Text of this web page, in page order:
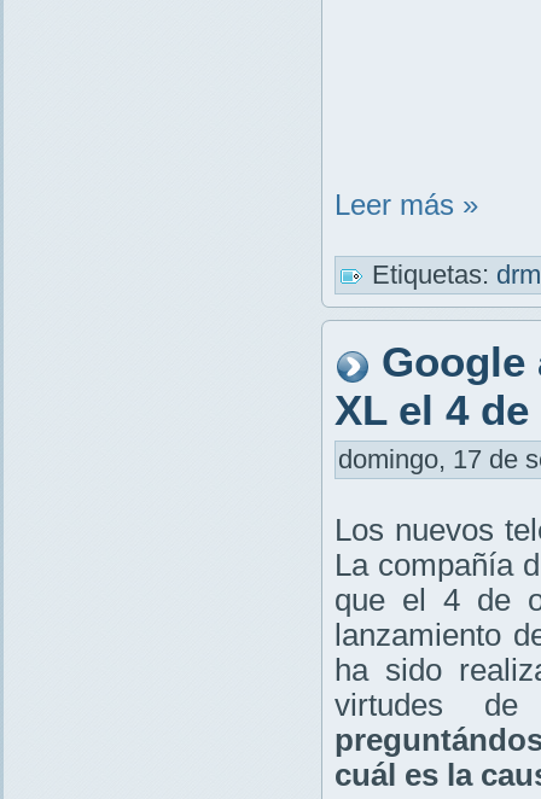
Leer más »
Etiquetas:
Google
XL el 4
domingo, 17 de
Los nuevos
La compañía
que el 4 de
lanzamiento
ha sido
virtudes
cuál es la